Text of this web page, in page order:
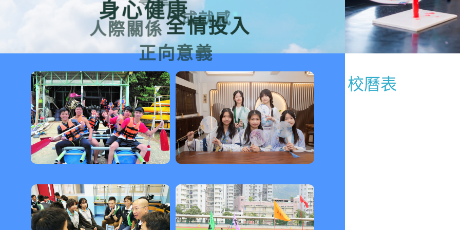
全情投入
正向意義
成就感
身心健康
人際關係
校曆表